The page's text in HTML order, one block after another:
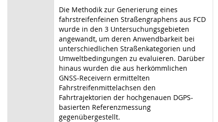
Die Methodik zur Generierung eines
fahrstreifenfeinen Straßengraphens aus FCD
wurde in den 3 Untersuchungsgebieten
angewandt, um deren Anwendbarkeit bei
unterschiedlichen Straßenkategorien und
Umweltbedingungen zu evaluieren. Darüber
hinaus wurden die aus herkömmlichen
GNSS-Receivern ermittelten
Fahrstreifenmittelachsen den
Fahrtrajektorien der hochgenauen DGPS-
basierten Referenzmessung
gegenübergestellt.